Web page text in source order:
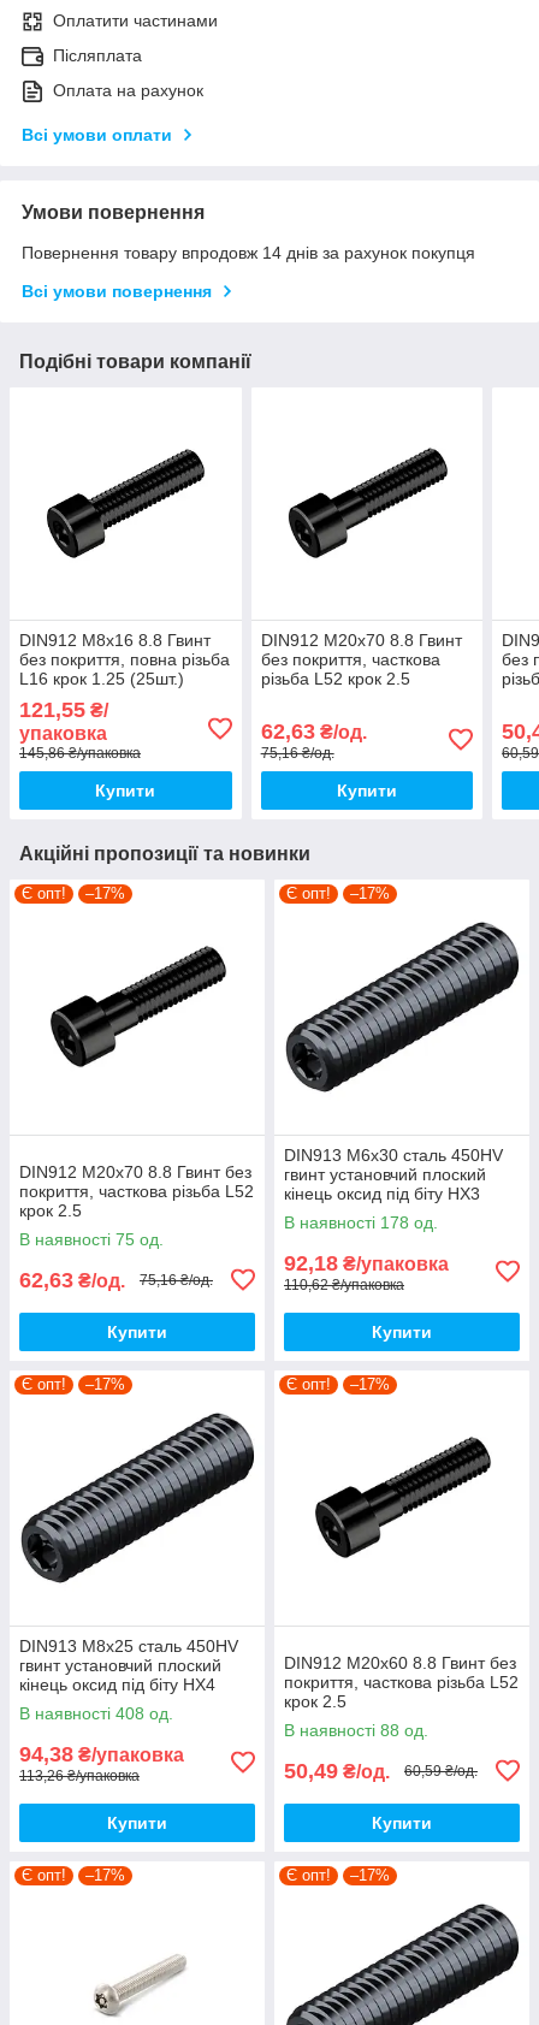
Оплатити частинами
Післяплата
Оплата на рахунок
Всі умови оплати
Умови повернення
Повернення товару впродовж 14 днів за рахунок покупця
Всі умови повернення
Подібні товари компанії
DIN912 М8х16 8.8 Гвинт
без покриття, повна різьба
L16 крок 1.25 (25шт.)
циліндр HX6 Metalvis
121,55 ₴/
упаковка
145,86 ₴/упаковка
Купити
DIN912 М20х70 8.8 Гвинт
без покриття, часткова
різьба L52 крок 2.5
62,63₴/од.
75,16 ₴/од.
Купити
без
Акційні пропозиції та новинки
Є опт! –17%
DIN912 М20х70 8.8 Гвинт без
покриття, часткова різьба L52
крок 2.5
[5I5O000005I5Y07000]
циліндр HX17 Metalvis
В наявності 75 од.
62,63 ₴/од. 75,16 ₴/од.
Купити
Є опт! –17%
DIN913 М6х30 сталь 450HV
гвинт установчий плоский
кінець оксид під біту HX3
(10шт.)
[9800P0000986030000]
В наявності 178 од.
92,18 ₴/упаковка
110,62 ₴/упаковка
Купити
Є опт! –17%
DIN913 М8х25 сталь 450HV
гвинт установчий плоский
кінець оксид під біту HX4
(10шт.)
[9800P0000988025000]
В наявності 408 од.
94,38 ₴/упаковка
113,26 ₴/упаковка
Купити
Є опт! –17%
DIN912 М20х60 8.8 Гвинт без
покриття, часткова різьба L52
крок 2.5
[5I5O000005I5Y06000]
циліндр HX17 Metalvis
В наявності 88 од.
50,49 ₴/од. 60,59 ₴/од.
Купити
Є опт! –17% Є опт! –17%